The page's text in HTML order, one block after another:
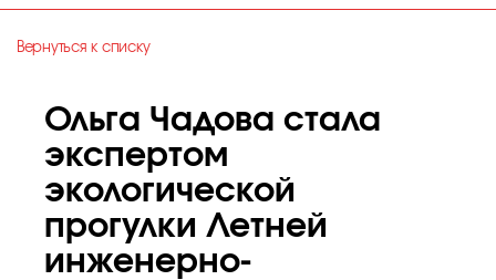
Вернуться к списку
Ольга Чадова стала
экспертом
экологической
прогулки Летней
инженерно-